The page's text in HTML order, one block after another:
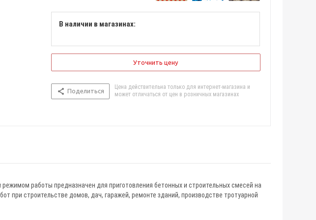
В наличии в магазинах:
Уточнить цену
Поделиться
Цена действительна только для интернет-магазина и
может отличаться от цен в розничных магазинах
работы предназначен для приготовления бетонных и строительных смесей на
при строительстве домов, дач, гаражей, ремонте зданий, производстве тротуарной